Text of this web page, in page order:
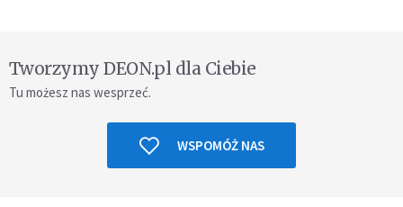
Tworzymy DEON.pl dla Ciebie
Tu możesz nas wesprzeć.
WSPOMÓŻ NAS